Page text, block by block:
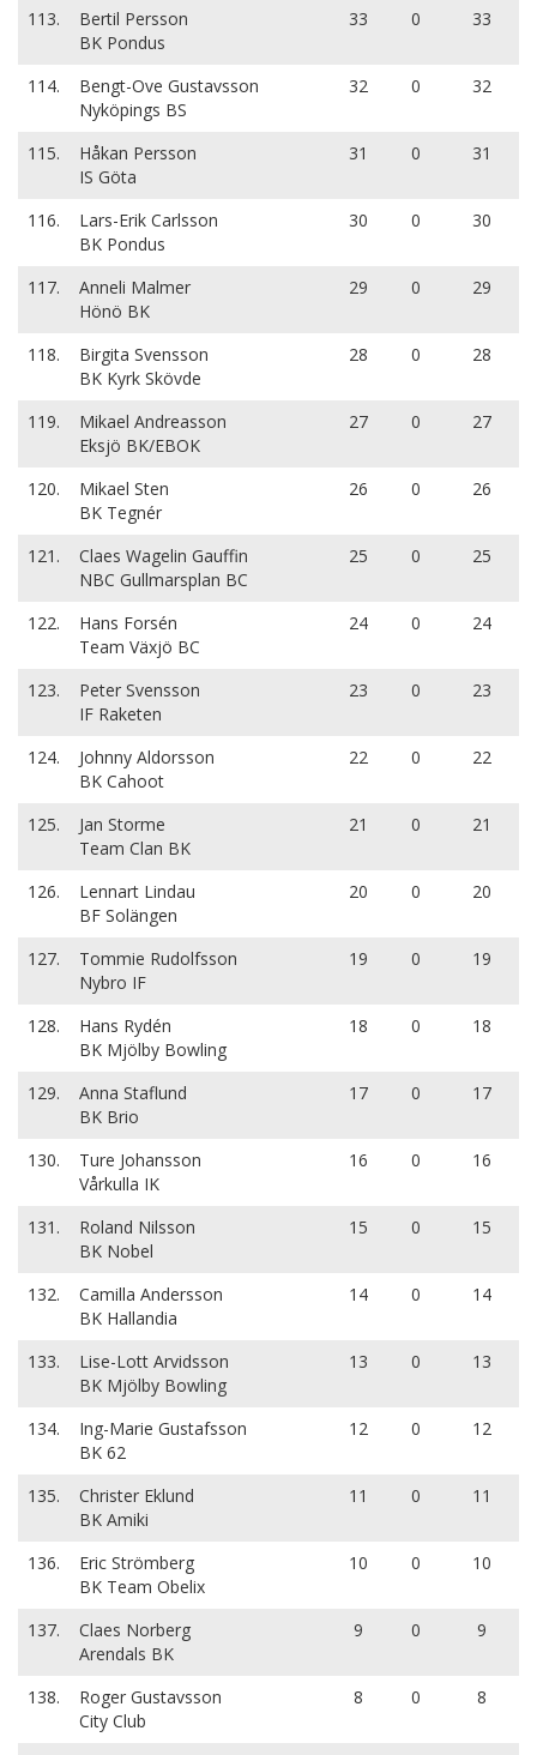
113.
Bertil Persson
BK Pondus
33 0 33
114.
Bengt-Ove Gustavsson
Nyköpings BS
32 0 32
115.
Håkan Persson
IS Göta
31 0 31
116.
Lars-Erik Carlsson
BK Pondus
30 0 30
117.
Anneli Malmer
Hönö BK
29 0 29
118.
Birgita Svensson
BK Kyrk Skövde
28 0 28
119.
Mikael Andreasson
Eksjö BK/EBOK
27 0 27
120.
Mikael Sten
BK Tegnér
26 0 26
121.
Claes Wagelin Gauffin
NBC Gullmarsplan BC
25 0 25
122.
Hans Forsén
Team Växjö BC
24 0 24
123.
Peter Svensson
IF Raketen
23 0 23
124.
Johnny Aldorsson
BK Cahoot
22 0 22
125.
Jan Storme
Team Clan BK
21 0 21
126.
Lennart Lindau
BF Solängen
20 0 20
127.
Tommie Rudolfsson
Nybro IF
19 0 19
128.
Hans Rydén
BK Mjölby Bowling
18 0 18
129.
Anna Staflund
BK Brio
17 0 17
130.
Ture Johansson
Vårkulla IK
16 0 16
131.
Roland Nilsson
BK Nobel
15 0 15
132.
Camilla Andersson
BK Hallandia
14 0 14
133.
Lise-Lott Arvidsson
BK Mjölby Bowling
13 0 13
134.
Ing-Marie Gustafsson
BK 62
12 0 12
135.
Christer Eklund
BK Amiki
11 0 11
136.
Eric Strömberg
BK Team Obelix
10 0 10
137.
Claes Norberg
Arendals BK
9 0 9
138.
Roger Gustavsson
City Club
8 0 8